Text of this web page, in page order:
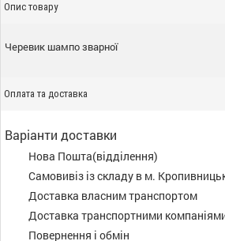
Опис товару
Черевик шампо зварної
Оплата та доставка
Варіанти доставки
Нова Пошта(відділення)
Самовивіз із складу в м.
Доставка власним транспортом
Доставка транспортними
Повернення і обмін